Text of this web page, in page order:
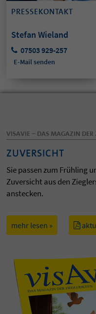
PRESSEKONTAKT
Stefan Wieland
07503 929-257
E-Mail senden
VISAVIE – DAS MAGAZIN DER
ZUVERSICHT
Sie passen zum Frühling
Zuversicht aus den
anstecken.
mehr lesen »